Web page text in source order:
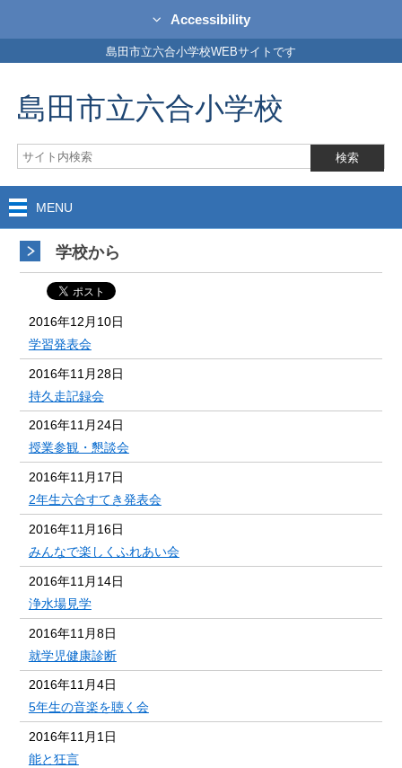
Accessibility
島田市立六合小学校WEBサイトです
島田市立六合小学校
MENU
学校から
2016年12月10日
学習発表会
2016年11月28日
持久走記録会
2016年11月24日
授業参観・懇談会
2016年11月17日
2年生六合すてき発表会
2016年11月16日
みんなで楽しくふれあい会
2016年11月14日
浄水場見学
2016年11月8日
就学児健康診断
2016年11月4日
5年生の音楽を聴く会
2016年11月1日
能と狂言